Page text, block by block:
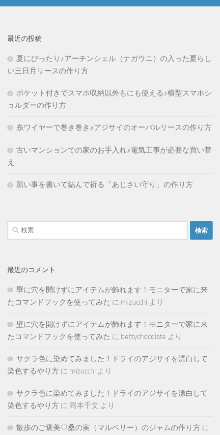
最近の投稿
夏にぴったり♪アーチンシェル（ナガウニ）の入った夏らし
い三日月リースの作り方
ポケット付きでスマホ収納以外もにも使える♪横型スマホシ
ョルダーの作り方
糸ワイヤーで巻き巻き♪アジサイのオーバルリースの作り方
古いマンションでの家のお手入れ♪電気工事が必要な買い替
え
願い事を書いて結んで祈る「あじさい守り」の作り方
検
索:
最近のコメント
壁に穴を開けずにアイテムが飾れます！モニターで家に来
たコマンドフックを使ってみた に mizucchi より
壁に穴を開けずにアイテムが飾れます！モニターで家に来
たコマンドフックを使ってみた に bettychocolate より
サクラ色に染めてみました！ドライのアジサイを漂白して
染色するやり方 に mizucchi より
サクラ色に染めてみました！ドライのアジサイを漂白して
染色するやり方 に 岡本千文 より
散歩のご褒美♡桑の実（マルベリー）のジャムの作り方 に